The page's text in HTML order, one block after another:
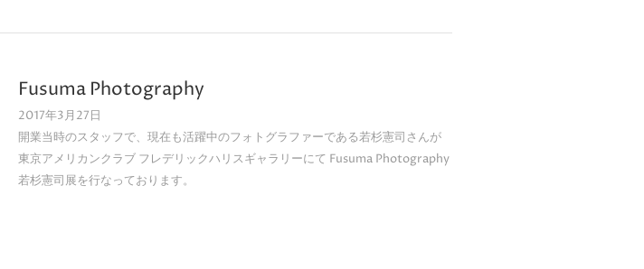
Fusuma Photography
2017年3月27日
開業当時のスタッフで、現在も活躍中のフォトグラファーである若杉憲司さんが
東京アメリカンクラブ フレデリックハリスギャラリーにて Fusuma Photography
若杉憲司展を行なっております。